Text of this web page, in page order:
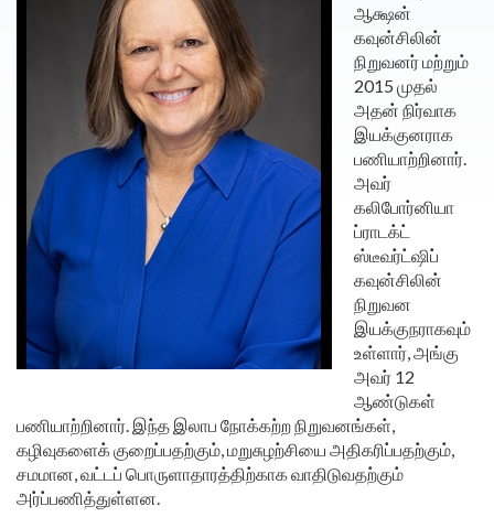
ஆக்ஷன்
கவுன்சிலின்
நிறுவனர் மற்றும்
2015 முதல்
அதன் நிர்வாக
இயக்குனராக
பணியாற்றினார்.
அவர்
கலிபோர்னியா
ப்ராடக்ட்
ஸ்டீவர்ட்ஷிப்
கவுன்சிலின்
நிறுவன
இயக்குநராகவும்
உள்ளார், அங்கு
அவர் 12
ஆண்டுகள்
பணியாற்றினார். இந்த இலாப நோக்கற்ற நிறுவனங்கள்,
கழிவுகளைக் குறைப்பதற்கும், மறுசுழற்சியை அதிகரிப்பதற்கும்,
சமமான, வட்டப் பொருளாதாரத்திற்காக வாதிடுவதற்கும்
அர்ப்பணித்துள்ளன.